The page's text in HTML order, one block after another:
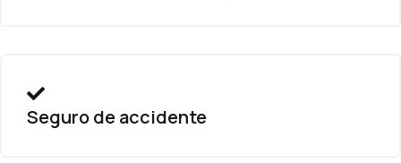
Seguro de accidente